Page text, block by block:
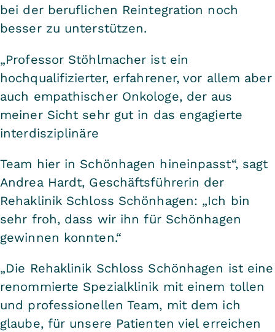
bei der beruflichen Reintegration noch
besser zu unterstützen.
„Professor Stöhlmacher ist ein
hochqualifizierter, erfahrener, vor allem aber
auch empathischer Onkologe, der aus
meiner Sicht sehr gut in das engagierte
interdisziplinäre
Team hier in Schönhagen hineinpasst“, sagt
Andrea Hardt, Geschäftsführerin der
Rehaklinik Schloss Schönhagen: „Ich bin
sehr froh, dass wir ihn für Schönhagen
gewinnen konnten.“
„Die Rehaklinik Schloss Schönhagen ist eine
renommierte Spezialklinik mit einem tollen
und professionellen Team, mit dem ich
glaube, für unsere Patienten viel erreichen